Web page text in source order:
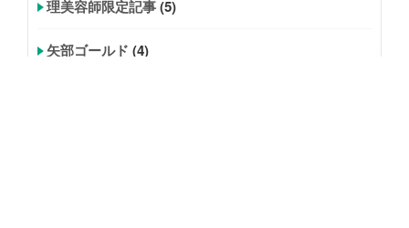
理美容師限定記事(5)
矢部ゴールド (4)